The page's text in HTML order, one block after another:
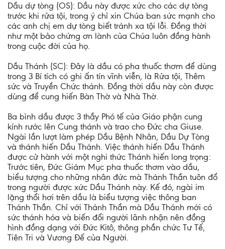
Dầu dự tòng (OS): Dầu này được xức cho các dự tòng
trước khi rửa tội, trong ý chỉ xin Chúa ban sức mạnh cho
các anh chị em dự tòng biết tránh xa tội lỗi. Đồng thời
như một bảo chứng ơn lành của Chúa luôn đồng hành
trong cuộc đời của họ.
Dầu Thánh (SC): Đây là dầu có pha thuốc thơm để dùng
trong 3 Bí tích có ghi ấn tín vĩnh viễn, là Rửa tội, Thêm
sức và Truyền Chức thánh. Đồng thời dầu này còn được
dùng để cung hiến Bàn Thờ và Nhà Thờ.
Ba bình dầu được 3 thầy Phó tế của Giáo phận cung
kính rước lên Cung thánh và trao cho Đức cha Giuse.
Ngài lần lượt làm phép Dầu Bệnh Nhân, Dầu Dự Tòng
và thánh hiến Dầu Thánh. Việc thánh hiến Dầu Thánh
được cử hành với một nghi thức Thánh hiến long trọng:
Trước tiên, Đức Giám Mục pha thuốc thơm vào dầu,
biểu tượng cho những nhân đức mà Thánh Thần tuôn đổ
trong người được xức Dầu Thánh này. Kế đó, ngài im
lặng thổi hơi trên dầu là biểu tượng việc thông ban
Thánh Thần. Chỉ với Thánh Thần mà Dầu Thánh mới có
sức thánh hóa và biến đổi người lãnh nhận nên đồng
hình đồng dạng với Đức Kitô, thông phần chức Tư Tế,
Tiên Tri và Vương Đế của Người.